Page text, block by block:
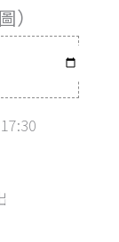
）
17:30